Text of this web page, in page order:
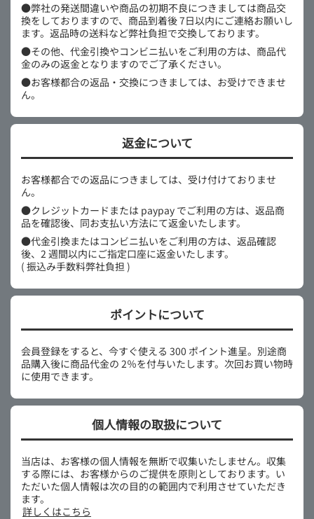
●弊社の発送間違いや商品の初期不良につきましては商品交
換をしておりますので、商品到着後 7日以内にご連絡お願いし
ます。返品時の送料など弊社負担で交換しております。
●その他、代金引換やコンビニ払いをご利用の方は、商品代
金のみの返金となりますのでご了承ください。
●お客様都合の返品・交換につきましては、お受けできませ
ん。
返金について
お客様都合での返品につきましては、受け付けておりませ
ん。
●クレジットカードまたは paypay でご利用の方は、返品商
品を確認後、同お支払い方法にて返金いたします。
●代金引換またはコンビニ払いをご利用の方は、返品確認
後、2 週間以内にご指定口座に返金いたします。
( 振込み手数料弊社負担 )
ポイントについて
会員登録をすると、今すぐ使える 300 ポイント進呈。別途商
品購入後に商品代金の 2％を付与いたします。次回お買い物時
に使用できます。
個人情報の取扱について
当店は、お客様の個人情報を無断で収集いたしません。収集
する際には、お客様からのご提供を原則としております。い
ただいた個人情報は次の目的の範囲内で利用させていただき
ます。
詳しくはこちら